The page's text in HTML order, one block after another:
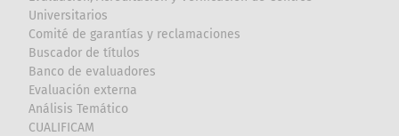
Universitarios
Comité de garantías y reclamaciones
Buscador de títulos
Banco de evaluadores
Evaluación externa
Análisis Temático
CUALIFICAM